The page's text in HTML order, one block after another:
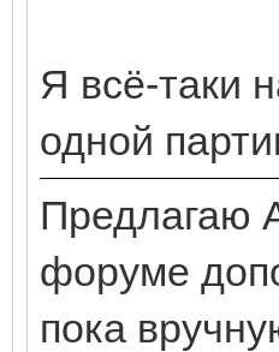
Я всё-таки
одной
Предлагаю
форуме
пока